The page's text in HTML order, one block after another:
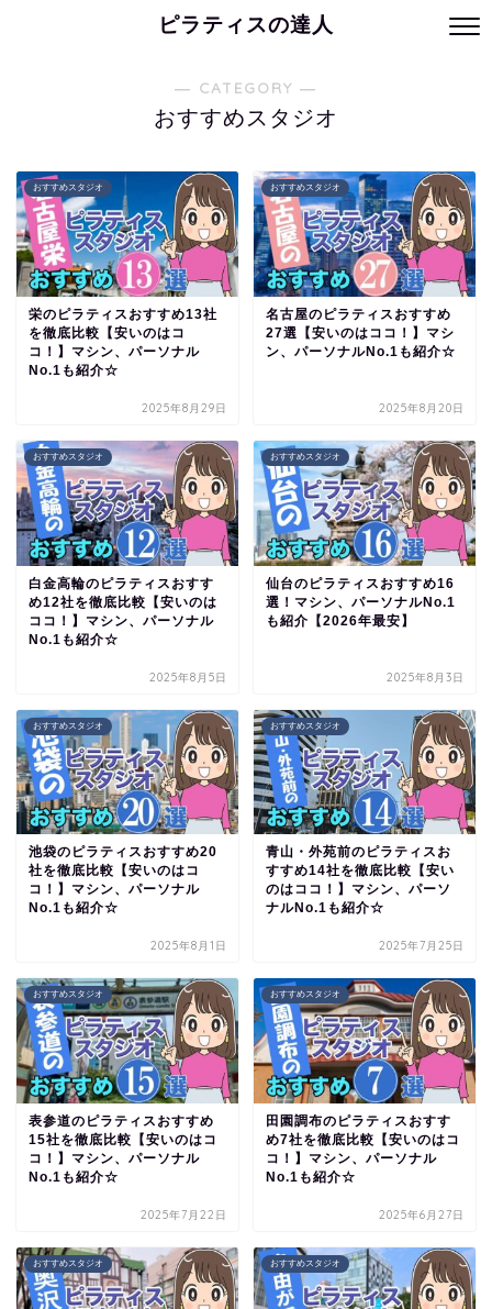
ピラティスの達人
― CATEGORY ―
おすすめスタジオ
おすすめスタジオ
栄のピラティスおすすめ13社
を徹底比較【安いのはコ
コ！】マシン、パーソナル
No.1も紹介☆
2025年8月29日
おすすめスタジオ
名古屋のピラティスおすすめ
27選【安いのはココ！】マシ
ン、パーソナルNo.1も紹介☆
2025年8月20日
おすすめスタジオ
白金高輪のピラティスおすす
め12社を徹底比較【安いのは
ココ！】マシン、パーソナル
No.1も紹介☆
2025年8月5日
おすすめスタジオ
仙台のピラティスおすすめ16
選！マシン、パーソナルNo.1
も紹介【2026年最安】
2025年8月3日
おすすめスタジオ
池袋のピラティスおすすめ20
社を徹底比較【安いのはコ
コ！】マシン、パーソナル
No.1も紹介☆
2025年8月1日
おすすめスタジオ
青山・外苑前のピラティスお
すすめ14社を徹底比較【安い
のはココ！】マシン、パーソ
ナルNo.1も紹介☆
2025年7月25日
おすすめスタジオ
表参道のピラティスおすすめ
15社を徹底比較【安いのはコ
コ！】マシン、パーソナル
No.1も紹介☆
2025年7月22日
おすすめスタジオ
田園調布のピラティスおすす
め7社を徹底比較【安いのはコ
コ！】マシン、パーソナル
No.1も紹介☆
2025年6月27日
おすすめスタジオ おすすめスタジオ